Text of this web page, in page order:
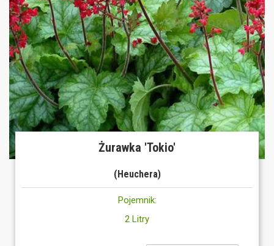
Żurawka 'Tokio'
(Heuchera)
Pojemnik:
2 Litry